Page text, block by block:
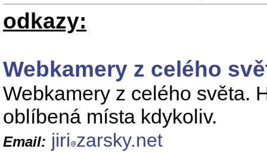
odkazy:
Webkamery z celého
Webkamery z celého světa.
oblíbená místa kdykoliv.
Email: jiri zarsky.net